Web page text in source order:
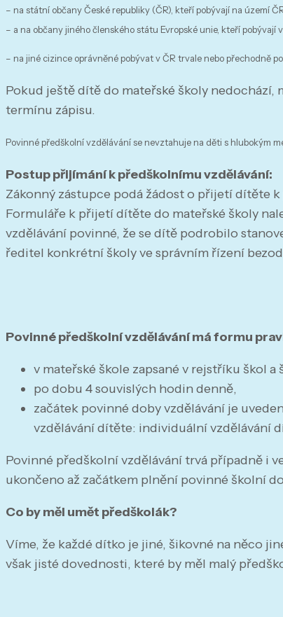
– na státní občany České republiky (ČR), kteří pobývají na území
– a na občany jiného členského státu Evropské unie, kteří pobývají
– na jiné cizince oprávněné pobývat v ČR trvale nebo přechodně
Pokud ještě dítě do mateřské školy nedochází,
termínu zápisu.
Povinné předškolní vzdělávání se nevztahuje na děti s hlubokým
Postup přijímání k předškolnímu vzdělávání:
Zákonný zástupce podá žádost o přijetí dítěte
Formuláře k přijetí dítěte do mateřské školy
vzdělávání povinné, že se dítě podrobilo
ředitel konkrétní školy ve správním řízení
Povinné předškolní vzdělávání má formu
v mateřské škole zapsané v rejstříku škol a
po dobu 4 souvislých hodin denně,
začátek povinné doby vzdělávání je
vzdělávání dítěte: individuální vzdělávání
Povinné předškolní vzdělávání trvá případně i
ukončeno až začátkem plnění povinné školní
Co by měl umět předškolák?
Víme, že každé dítko je jiné, šikovné na něco
však jisté dovednosti, které by měl malý